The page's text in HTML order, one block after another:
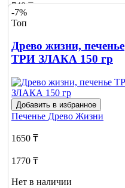
740 ₸
Нет в наличии
Сообщить
о наличии
-7%
Топ
Древо жизни, печенье
ТРИ ЗЛАКА 150 гр
Добавить в избранное
Печенье Древо Жизни
1650 ₸
1770 ₸
Нет в наличии